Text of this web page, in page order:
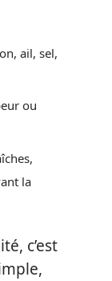
ail, sel,
ou
la
c’est